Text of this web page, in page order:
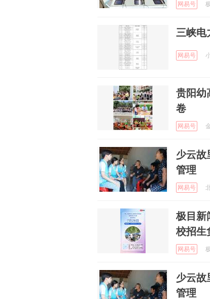
网易号
三峡电
网易号
贵阳幼
卷
网易号
少云故
管理
网易号
极目新
校招生
网易号
少云故
管理